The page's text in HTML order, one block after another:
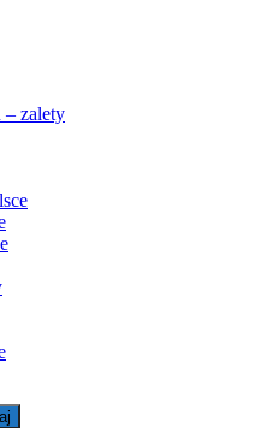
gazu ziemnego i wodoru,
– zalety